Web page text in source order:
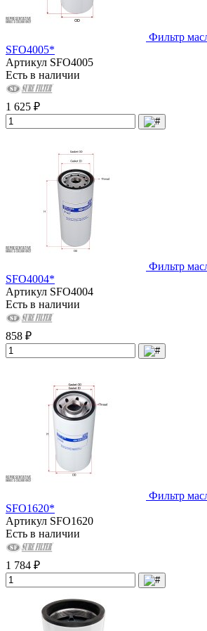
Фильтр
SFO4005*
Артикул SFO4005
Есть в наличии
1 625 ₽
Фильтр
SFO4004*
Артикул SFO4004
Есть в наличии
858 ₽
Фильтр
SFO1620*
Артикул SFO1620
Есть в наличии
1 784 ₽